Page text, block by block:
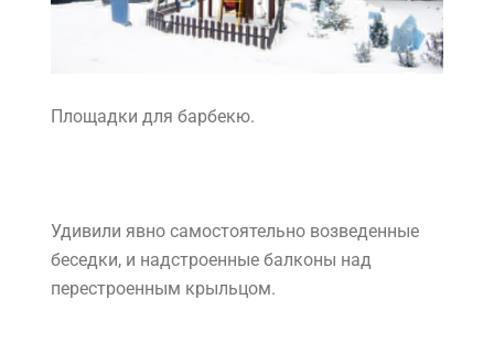
Площадки для барбекю.
Удивили явно самостоятельно возведенные
беседки, и надстроенные балконы над
перестроенным крыльцом.